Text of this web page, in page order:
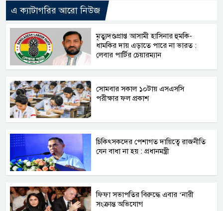
এ ক্যাটাগরির আরো নিউজ
মৃত্যুদণ্ডপ্রাপ্ত আসামী হাসিনার হুমকি-
ধামকির দায় এড়াতে পারে না ভারত :
লেবার পার্টির চেয়ারম্যান
সোমবার সকাল ১০টায় এসএসসি
পরীক্ষার ফল প্রকাশ
চিকিৎসকদের পেশাগত দায়িত্বে রাজনীতি
যেন বাধা না হয় : প্রধানমন্ত্রী
ফিফা সভাপতির বিরুদ্ধে এবার ‘নারী
সংক্রান্ত অভিযোগ